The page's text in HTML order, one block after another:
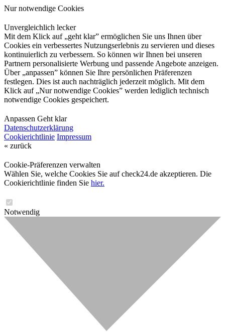
Nur notwendige Cookies
Unvergleichlich lecker
Mit dem Klick auf „geht klar” ermöglichen Sie uns Ihnen über
Cookies ein verbessertes Nutzungserlebnis zu servieren und dieses
kontinuierlich zu verbessern. So können wir Ihnen bei unseren
Partnern personalisierte Werbung und passende Angebote anzeigen.
Über „anpassen” können Sie Ihre persönlichen Präferenzen
festlegen. Dies ist auch nachträglich jederzeit möglich. Mit dem
Klick auf „Nur notwendige Cookies” werden lediglich technisch
notwendige Cookies gespeichert.
Anpassen Geht klar
Datenschutzerklärung
Cookierichtlinie Impressum
« zurück
Cookie-Präferenzen verwalten
Wählen Sie, welche Cookies Sie auf check24.de akzeptieren. Die
Cookierichtlinie finden Sie hier.
Notwendig